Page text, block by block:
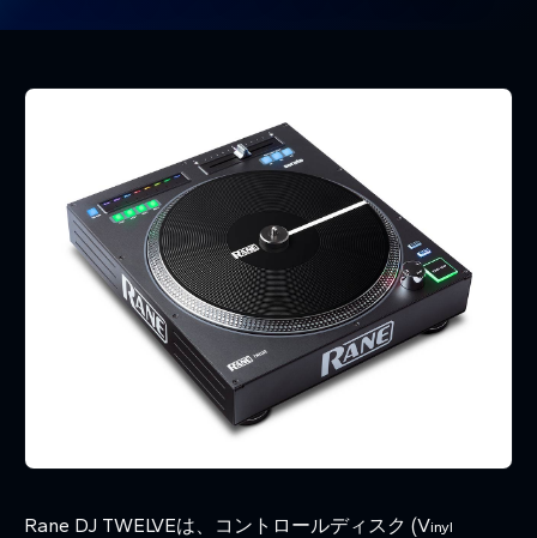
Rane DJ TWELVEは、コントロールディスク (Vinyl